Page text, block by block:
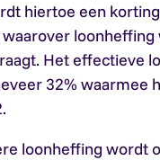
hiertoe een
Het effectieve
32% waarmee
loonheffing wordt